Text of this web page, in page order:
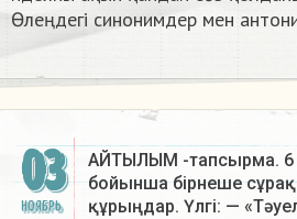
Өлеңдегі синонимдер мен
03
НОЯБРЬ
АЙТЫЛЫМ -тапсырма. 6
бойынша бірнеше
құрыңдар. Үлгі: —